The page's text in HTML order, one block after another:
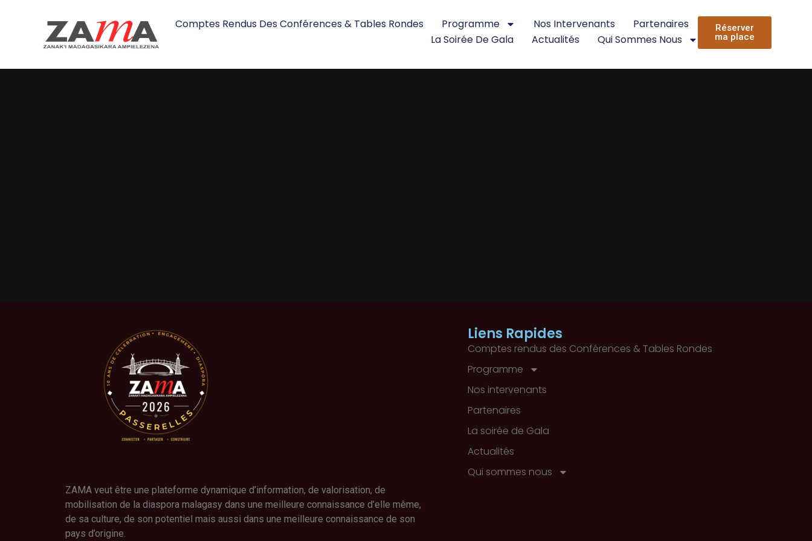
Comptes Rendus Des Conférences & Tables Rondes Programme Nos Intervenants
Partenaires
La Soirée De Gala
Actualités Qui Sommes Nous
Réserver
ma place
ZAMA veut être une plateforme dynamique d’information, de valorisation, de
mobilisation de la diaspora malagasy dans une meilleure connaissance d’elle même,
de sa culture, de son potentiel mais aussi dans une meilleure connaissance de son
pays d’origine.
Liens Rapides
Comptes rendus des Conférences & Tables Rondes
Programme
Nos intervenants
Partenaires
La soirée de Gala
Actualités
Qui sommes nous